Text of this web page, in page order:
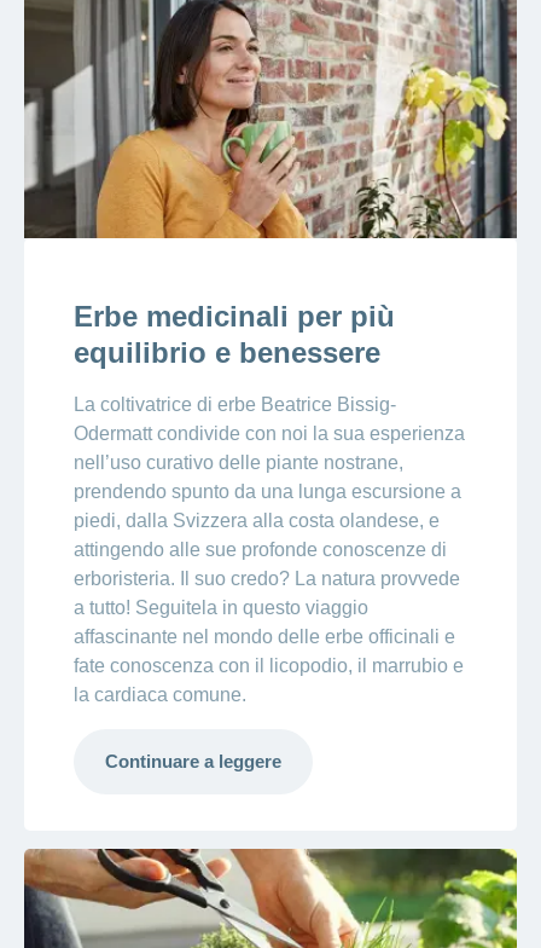
Erbe medicinali per più
equilibrio e benessere
La coltivatrice di erbe Beatrice Bissig-
Odermatt condivide con noi la sua esperienza
nell’uso curativo delle piante nostrane,
prendendo spunto da una lunga escursione a
piedi, dalla Svizzera alla costa olandese, e
attingendo alle sue profonde conoscenze di
erboristeria. Il suo credo? La natura provvede
a tutto! Seguitela in questo viaggio
affascinante nel mondo delle erbe officinali e
fate conoscenza con il licopodio, il marrubio e
la cardiaca comune.
Continuare a leggere